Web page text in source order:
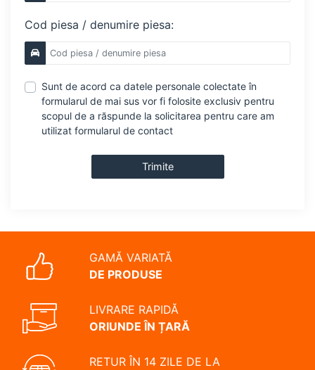
Cod piesa / denumire piesa:
Sunt de acord ca datele personale colectate în
formularul de mai sus vor fi folosite exclusiv pentru
scopul de a răspunde la solicitarea pentru care am
utilizat formularul de contact
Trimite
GAMĂ VARIATĂ
DE PRODUSE
LIVRARE RAPIDĂ
ORIUNDE ÎN ȚARĂ
RETUR ÎN 14 ZILE DE LA